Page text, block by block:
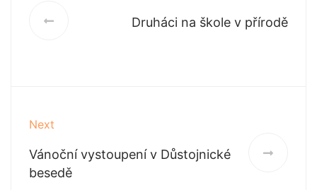
Druháci na škole v přírodě
Next
Vánoční vystoupení v Důstojnické
besedě